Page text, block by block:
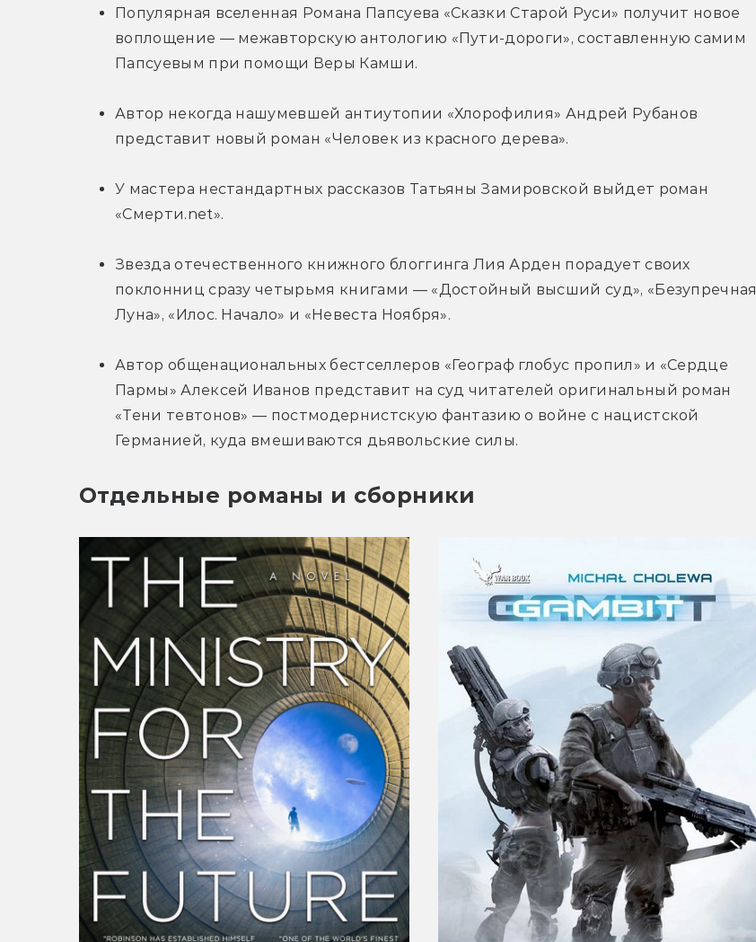
Популярная вселенная Романа Папсуева «Сказки Старой Руси» получит новое
воплощение — межавторскую антологию «Пути-дороги», составленную самим
Папсуевым при помощи Веры Камши.
Автор некогда нашумевшей антиутопии «Хлорофилия» Андрей Рубанов
представит новый роман «Человек из красного дерева».
У мастера нестандартных рассказов Татьяны Замировской выйдет роман
«Смерти.net».
Звезда отечественного книжного блоггинга Лия Арден порадует своих
поклонниц сразу четырьмя книгами — «Достойный высший суд», «Безупречная
Луна», «Илос. Начало» и «Невеста Ноября».
Автор общенациональных бестселлеров «Географ глобус пропил» и «Сердце
Пармы» Алексей Иванов представит на суд читателей оригинальный роман
«Тени тевтонов» — постмодернистскую фантазию о войне с нацистской
Германией, куда вмешиваются дьявольские силы.
Отдельные романы и сборники